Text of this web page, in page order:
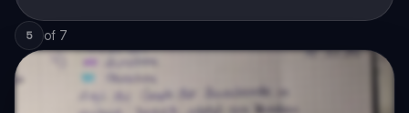
5 of 7